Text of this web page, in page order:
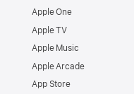
Apple One
Apple TV
Apple Music
Apple Arcade
App Store